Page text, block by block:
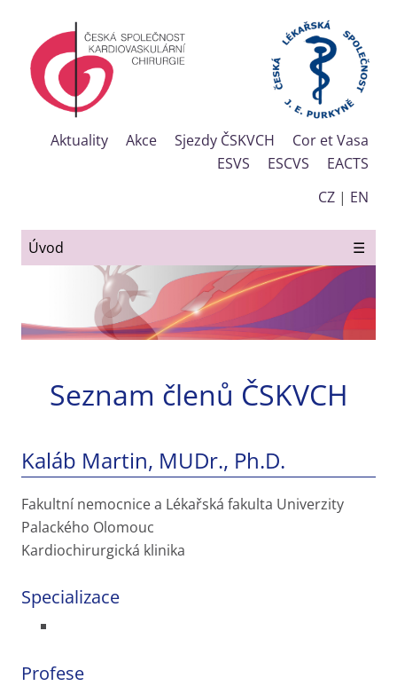
Aktuality Akce Sjezdy ČSKVCH
Cor et Vasa
ESVS
ESCVS
EACTS
CZ | EN
Úvod ☰
Seznam členů ČSKVCH
Kaláb Martin, MUDr., Ph.D.
Fakultní nemocnice a Lékařská fakulta Univerzity
Palackého Olomouc
Kardiochirurgická klinika
Specializace
Profese